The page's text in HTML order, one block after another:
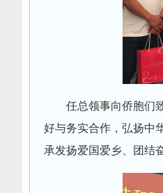
任总领事向侨胞们
好与务实合作，弘扬中
承发扬爱国爱乡、团结